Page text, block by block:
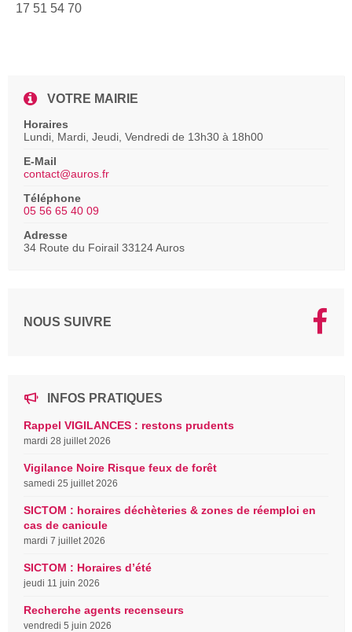
17 51 54 70
VOTRE MAIRIE
Horaires
Lundi, Mardi, Jeudi, Vendredi de 13h30 à 18h00
E-Mail
contact@auros.fr
Téléphone
05 56 65 40 09
Adresse
34 Route du Foirail 33124 Auros
NOUS SUIVRE
INFOS PRATIQUES
Rappel VIGILANCES : restons prudents
mardi 28 juillet 2026
Vigilance Noire Risque feux de forêt
samedi 25 juillet 2026
SICTOM : horaires déchèteries & zones de réemploi en
cas de canicule
mardi 7 juillet 2026
SICTOM : Horaires d’été
jeudi 11 juin 2026
Recherche agents recenseurs
vendredi 5 juin 2026